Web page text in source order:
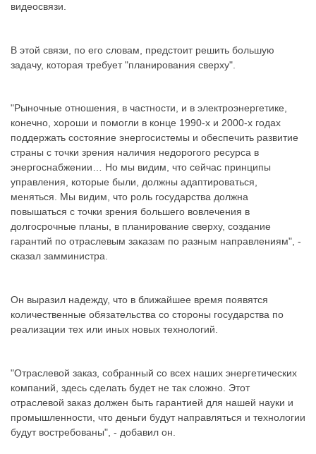
видеосвязи.
В этой связи, по его словам, предстоит решить большую
задачу, которая требует "планирования сверху".
"Рыночные отношения, в частности, и в электроэнергетике,
конечно, хороши и помогли в конце 1990-х и 2000-х годах
поддержать состояние энергосистемы и обеспечить развитие
страны с точки зрения наличия недорогого ресурса в
энергоснабжении… Но мы видим, что сейчас принципы
управления, которые были, должны адаптироваться,
меняться. Мы видим, что роль государства должна
повышаться с точки зрения большего вовлечения в
долгосрочные планы, в планирование сверху, создание
гарантий по отраслевым заказам по разным направлениям", -
сказал замминистра.
Он выразил надежду, что в ближайшее время появятся
количественные обязательства со стороны государства по
реализации тех или иных новых технологий.
"Отраслевой заказ, собранный со всех наших энергетических
компаний, здесь сделать будет не так сложно. Этот
отраслевой заказ должен быть гарантией для нашей науки и
промышленности, что деньги будут направляться и технологии
будут востребованы", - добавил он.